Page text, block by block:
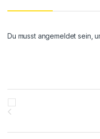
Du musst angemeldet sein,
Brands Carousel